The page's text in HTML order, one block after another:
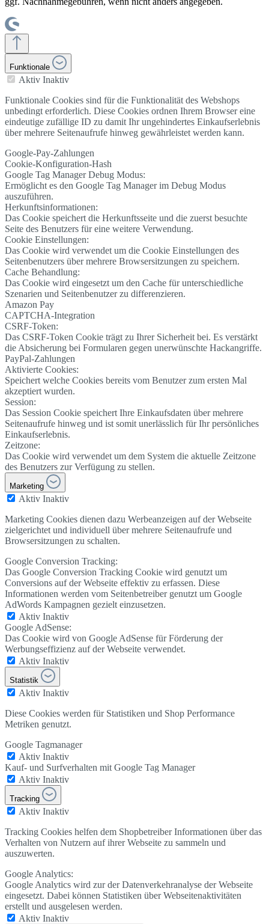
Funktionale
Aktiv Inaktiv
Funktionale Cookies sind für die Funktionalität des Webshops
unbedingt erforderlich. Diese Cookies ordnen Ihrem Browser eine
eindeutige zufällige ID zu damit Ihr ungehindertes Einkaufserlebnis
über mehrere Seitenaufrufe hinweg gewährleistet werden kann.
Google-Pay-Zahlungen
Cookie-Konfiguration-Hash
Google Tag Manager Debug Modus:
Ermöglicht es den Google Tag Manager im Debug Modus
auszuführen.
Herkunftsinformationen:
Das Cookie speichert die Herkunftsseite und die zuerst besuchte
Seite des Benutzers für eine weitere Verwendung.
Cookie Einstellungen:
Das Cookie wird verwendet um die Cookie Einstellungen des
Seitenbenutzers über mehrere Browsersitzungen zu speichern.
Cache Behandlung:
Das Cookie wird eingesetzt um den Cache für unterschiedliche
Szenarien und Seitenbenutzer zu differenzieren.
Amazon Pay
CAPTCHA-Integration
CSRF-Token:
Das CSRF-Token Cookie trägt zu Ihrer Sicherheit bei. Es verstärkt
die Absicherung bei Formularen gegen unerwünschte Hackangriffe.
PayPal-Zahlungen
Aktivierte Cookies:
Speichert welche Cookies bereits vom Benutzer zum ersten Mal
akzeptiert wurden.
Session:
Das Session Cookie speichert Ihre Einkaufsdaten über mehrere
Seitenaufrufe hinweg und ist somit unerlässlich für Ihr persönliches
Einkaufserlebnis.
Zeitzone:
Das Cookie wird verwendet um dem System die aktuelle Zeitzone
des Benutzers zur Verfügung zu stellen.
Marketing
Aktiv Inaktiv
Marketing Cookies dienen dazu Werbeanzeigen auf der Webseite
zielgerichtet und individuell über mehrere Seitenaufrufe und
Browsersitzungen zu schalten.
Google Conversion Tracking:
Das Google Conversion Tracking Cookie wird genutzt um
Conversions auf der Webseite effektiv zu erfassen. Diese
Informationen werden vom Seitenbetreiber genutzt um Google
AdWords Kampagnen gezielt einzusetzen.
Aktiv Inaktiv
Google AdSense:
Das Cookie wird von Google AdSense für Förderung der
Werbungseffizienz auf der Webseite verwendet.
Aktiv Inaktiv
Statistik
Aktiv Inaktiv
Diese Cookies werden für Statistiken und Shop Performance
Metriken genutzt.
Google Tagmanager
Aktiv Inaktiv
Kauf- und Surfverhalten mit Google Tag Manager
Aktiv Inaktiv
Tracking
Aktiv Inaktiv
Tracking Cookies helfen dem Shopbetreiber Informationen über das
Verhalten von Nutzern auf ihrer Webseite zu sammeln und
auszuwerten.
Google Analytics:
Google Analytics wird zur der Datenverkehranalyse der Webseite
eingesetzt. Dabei können Statistiken über Webseitenaktivitäten
erstellt und ausgelesen werden.
Aktiv Inaktiv